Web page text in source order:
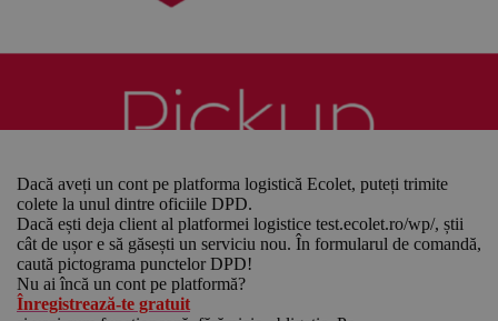
Dacă aveți un cont pe platforma logistică Ecolet, puteți trimite
colete la unul dintre oficiile DPD.
Dacă ești deja client al platformei logistice test.ecolet.ro/wp/, știi
cât de ușor e să găsești un serviciu nou. În formularul de comandă,
caută pictograma punctelor DPD!
Nu ai încă un cont pe platformă?
Înregistrează-te gratuit